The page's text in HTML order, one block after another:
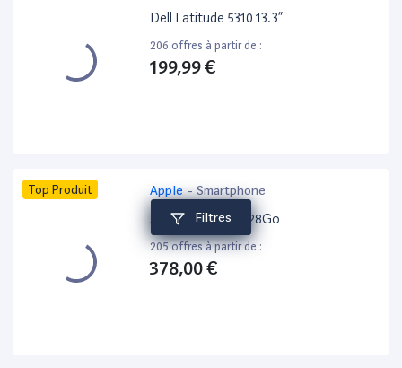
Filtres
Dell Latitude 5310 13.3”
206 offres à partir de :
199,99 €
Top Produit Apple- Smartphone
Apple iPhone 15 128Go
205 offres à partir de :
378,00 €